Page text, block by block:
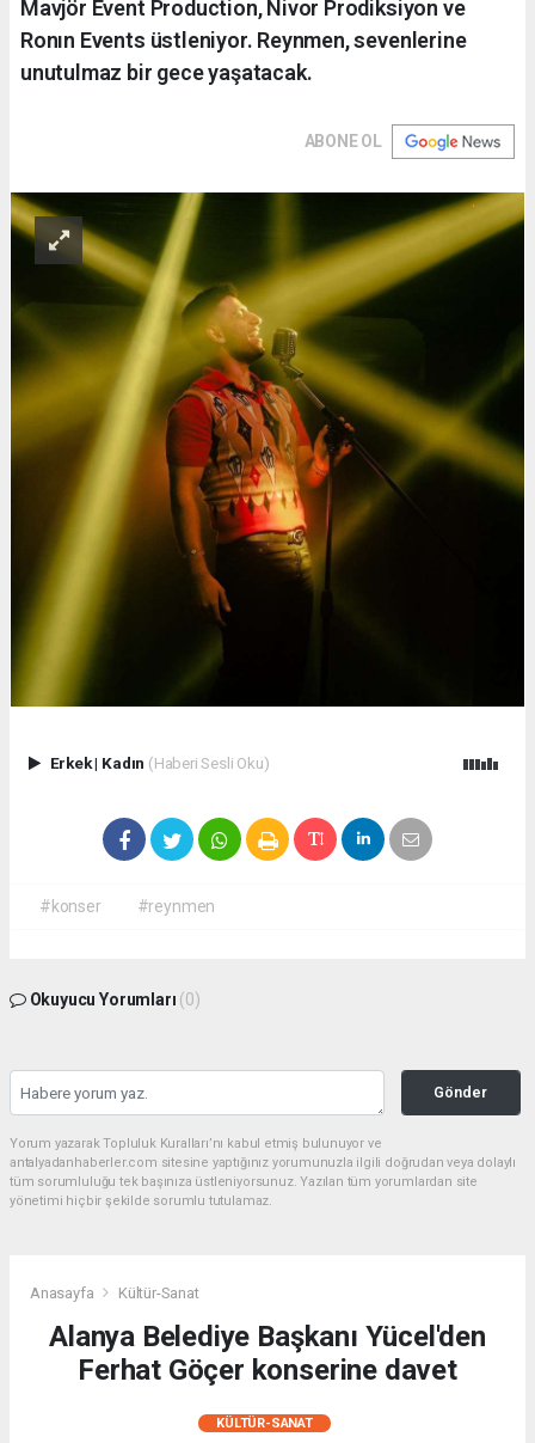
Mavjör Event Production, Nivor Prodiksiyon ve
Ronın Events üstleniyor. Reynmen, sevenlerine
unutulmaz bir gece yaşatacak.
ABONE OL
Erkek| Kadın (Haberi Sesli Oku)
#konser #reynmen
Okuyucu Yorumları (0)
Gönder
Yorum yazarak Topluluk Kuralları’nı kabul etmiş bulunuyor ve
antalyadanhaberler.com sitesine yaptığınız yorumunuzla ilgili doğrudan veya dolaylı
tüm sorumluluğu tek başınıza üstleniyorsunuz. Yazılan tüm yorumlardan site
yönetimi hiçbir şekilde sorumlu tutulamaz.
Anasayfa Kültür-Sanat
Alanya Belediye Başkanı Yücel'den
Ferhat Göçer konserine davet
KÜLTÜR-SANAT